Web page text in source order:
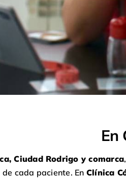
En
Ciudad Rodrigo y comarca
cada paciente. En Clínica